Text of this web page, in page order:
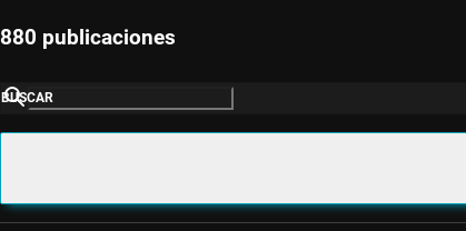
880 publicaciones
BUSCAR